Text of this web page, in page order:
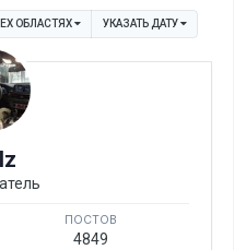
ОБЛАСТЯХ УКАЗАТЬ ДАТУ
ПОСТОВ
4849